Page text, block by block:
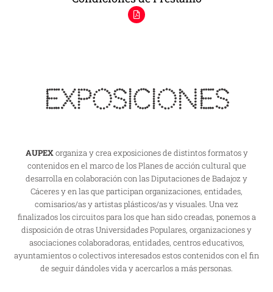
Exposiciones
AUPEXorganiza y crea exposiciones de distintos formatos y
contenidos en el marco de los Planes de acción cultural que
desarrolla en colaboración con las Diputaciones de Badajoz y
Cáceres y en las que participan organizaciones, entidades,
comisarios/as y artistas plásticos/as y visuales. Una vez
finalizados los circuitos para los que han sido creadas, ponemos a
disposición de otras Universidades Populares, organizaciones y
asociaciones colaboradoras, entidades, centros educativos,
ayuntamientos o colectivos interesados estos contenidos con el fin
de seguir dándoles vida y acercarlos a más personas.